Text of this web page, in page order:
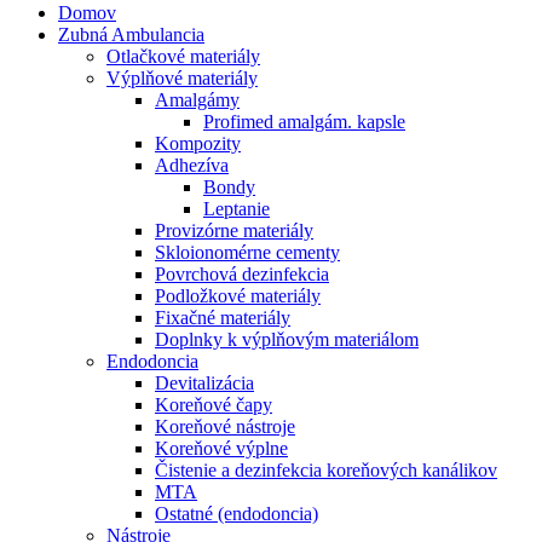
Domov
Zubná Ambulancia
Otlačkové materiály
Výplňové materiály
Amalgámy
Profimed amalgám. kapsle
Kompozity
Adhezíva
Bondy
Leptanie
Provizórne materiály
Skloionomérne cementy
Povrchová dezinfekcia
Podložkové materiály
Fixačné materiály
Doplnky k výplňovým materiálom
Endodoncia
Devitalizácia
Koreňové čapy
Koreňové nástroje
Koreňové výplne
Čistenie a dezinfekcia koreňových kanálikov
MTA
Ostatné (endodoncia)
Nástroje